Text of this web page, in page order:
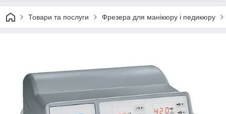
Товари та послуги Фрезера для манікюру і педикюру